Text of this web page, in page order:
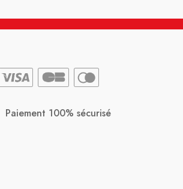
Paiement 100% sécurisé